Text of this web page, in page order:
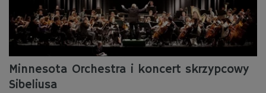
Minnesota Orchestra i koncert skrzypcowy
Sibeliusa